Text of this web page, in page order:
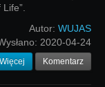
Autor: WUJAS
2020-04-24
Więcej Komentarz